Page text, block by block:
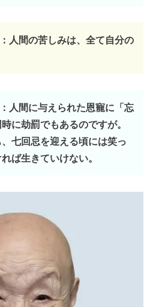
人間の苦しみは、全て自分の
人間に与えられた恩寵に「忘
に劫罰でもあるのですが。
七回忌を迎える頃には笑っ
ば生きていけない。